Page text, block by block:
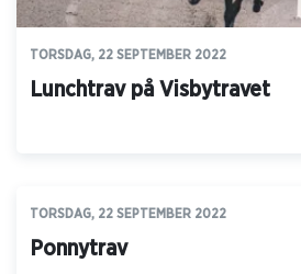
TORSDAG, 22 SEPTEMBER 2022
Lunchtrav på Visbytravet
TORSDAG, 22 SEPTEMBER 2022
Ponnytrav